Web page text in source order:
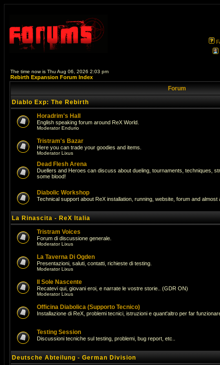
The time now is Thu Aug 06, 2026 2:03 pm
Rebirth Expansion Forum Index
Forum
Diablo Exp: The Rebirth
Horadrim's Hall
English speaking forum around ReX World.
ModeratorEndurio
Tristram's Bazar
Here you can trade your goodies and items.
ModeratorLixus
Dead Flesh Arena
Duellers and Heroes can discuss about dueling, tournaments, techniques,
some blood!
Diabolic Workshop
Technical support about ReX installation, running, website, forum and
La Rinascita - ReX Italia
Tristram Voices
Forum di discussione generale.
ModeratorLixus
La Taverna Di Ogden
Presentazioni, saluti, contatti, richieste di testing.
ModeratorLixus
Il Sole Nascente
Recatevi qui, giovani eroi, e narrate le vostre storie.. (GDR ON)
ModeratorLixus
Officina Diabolica (Supporto Tecnico)
Installazione di ReX, problemi tecnici, istruzioni e quant'altro per far
Testing Session
Discussioni tecniche sul testing, problemi, bug report, etc..
Deutsche Abteilung - German Division